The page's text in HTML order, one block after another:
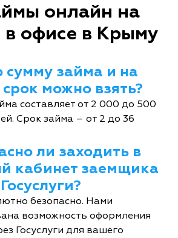
онлайн на
в офисе в Крыму
сумму займа и на
можно взять?
составляет от 2 000 до 500
Срок займа – от 2 до 36
ли заходить в
кабинет заемщика
безопасно. Нами
возможность оформления
Госуслуги для вашего